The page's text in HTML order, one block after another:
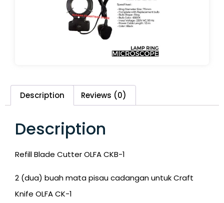
Description Reviews (0)
Description
Refill Blade Cutter OLFA CKB-1
2 (dua) buah mata pisau cadangan untuk Craft
Knife OLFA CK-1